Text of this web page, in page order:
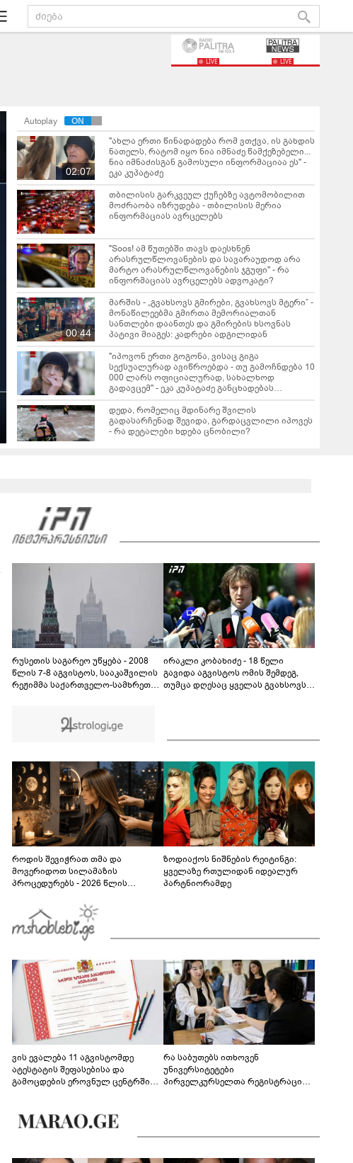
LIVE LIVE
Autoplay
02:07
"ახლა ერთი წინადადება რომ ვთქვა, ის გახდის
ნათელს, რატომ იყო ნია იმნაძე წამქეზებელი...
ნია იმნაძისგან გამოსული ინფორმაციაა ეს" -
ეკა კუპატაძე
თბილისის გარკვეულ ქუჩებზე ავტომობილით
მოძრაობა იზრუდება - თბილისის მერია
ინფორმაციას ავრცელებს
"Soos! ამ წუთებში თავს დაესხნენ
არასრულწლოვანების და სავარაუდოდ არა
მარტო არასრულწლოვანების ჯგუფი" - რა
ინფორმაციას ავრცელებს ადვოკატი?
00:44
მარშის - „გვახსოვს გმირები, გვახსოვს მტერი” -
მონაწილეებმა გმირთა მემორიალთან
სანთლები დაანთეს და გმირების ხსოვნას
პატივი მიაგეს: კადრები ადგილიდან
"იპოვონ ერთი გოგონა, ვისაც გიგა
სექსუალურად ავიწროებდა - თუ გამოჩნდება 10
000 ლარს ოფიციალურად, სახალხოდ
გადავცემ" - ეკა კუპატაძე განცხადებას
ავრცელებს
დედა, რომელიც მდინარე შვილის
გადასარჩენად შევიდა, გარდაცვლილი იპოვეს
- რა დეტალები ხდება ცნობილი?
00:20
ვრცელდება ავარიის მომენტში გადაღებული
კადრები ბათუმიდან - "ვაიმე, ეს რა იყო, ყოჩაღ
"მარშრუტკის" მძღოლს"
03:57
"ამ ვიდეოს ნახვის შემდეგ, როდესაც დავურეკე
გურამის დედას ცალსახად განაცხადა..." - რას
ამბობს ადვოკატი ტარიელ კაკაბაძე?
რუსეთის საგარეო უწყება - 2008
წლის 7-8 აგვისტოს, სააკაშვილის
რეჟიმმა საქართველო-სამხრეთ
ყველა შეთანხმების დარღვევით,
სამხრეთ ოსეთის წინააღმდეგ
ირაკლი კობახიძე - 18 წელი
გავიდა აგვისტოს ომის შემდეგ,
თუმცა დღესაც ყველას გვახსოვს,
როდის შევიჭრათ თმა და
მოვერიდოთ სილამაზის
პროცედურებს - 2026 წლის
გზამკვლევი
ზოდიაქოს ნიშნების რეიტინგი:
ყველაზე რთულიდან იდეალურ
პარტნიორამდე
ვის ევალება 11 აგვისტომდე
ატესტატის შეფასებისა და
გამოცდების ეროვნულ ცენტრში
რა საბუთებს ითხოვენ
უნივერსიტეტები
პირველკურსელთა რეგისტრაციის